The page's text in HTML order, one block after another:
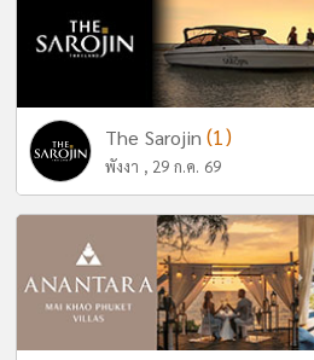
The Sarojin(1)
พังงา , 29 ก.ค. 69